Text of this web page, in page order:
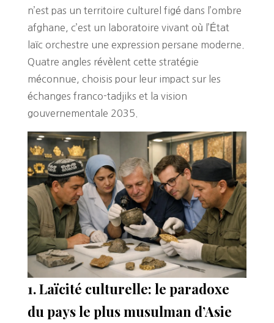
n’est pas un territoire culturel figé dans l’ombre
afghane, c’est un laboratoire vivant où l’État
laïc orchestre une expression persane moderne.
Quatre angles révèlent cette stratégie
méconnue, choisis pour leur impact sur les
échanges franco-tadjiks et la vision
gouvernementale 2035.
1. Laïcité culturelle: le paradoxe
du pays le plus musulman d’Asie